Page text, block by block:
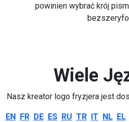
powinien wybrać krój
Wiele
Nasz kreator logo fryzjera jest
EN FR DE ES RU TR IT NL EL